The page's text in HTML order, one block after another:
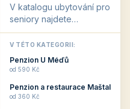
seniory
V katalogu ubytování pro
seniory najdete
penziony a hotely, které
jsou přizpůsobeny pro
ubytování klientů vyššího
věku. Některé z nich
V TÉTO KATEGORII:
Penzion U Méďů
od 590 Kč
Penzion a restaurace Maštal
od 360 Kč